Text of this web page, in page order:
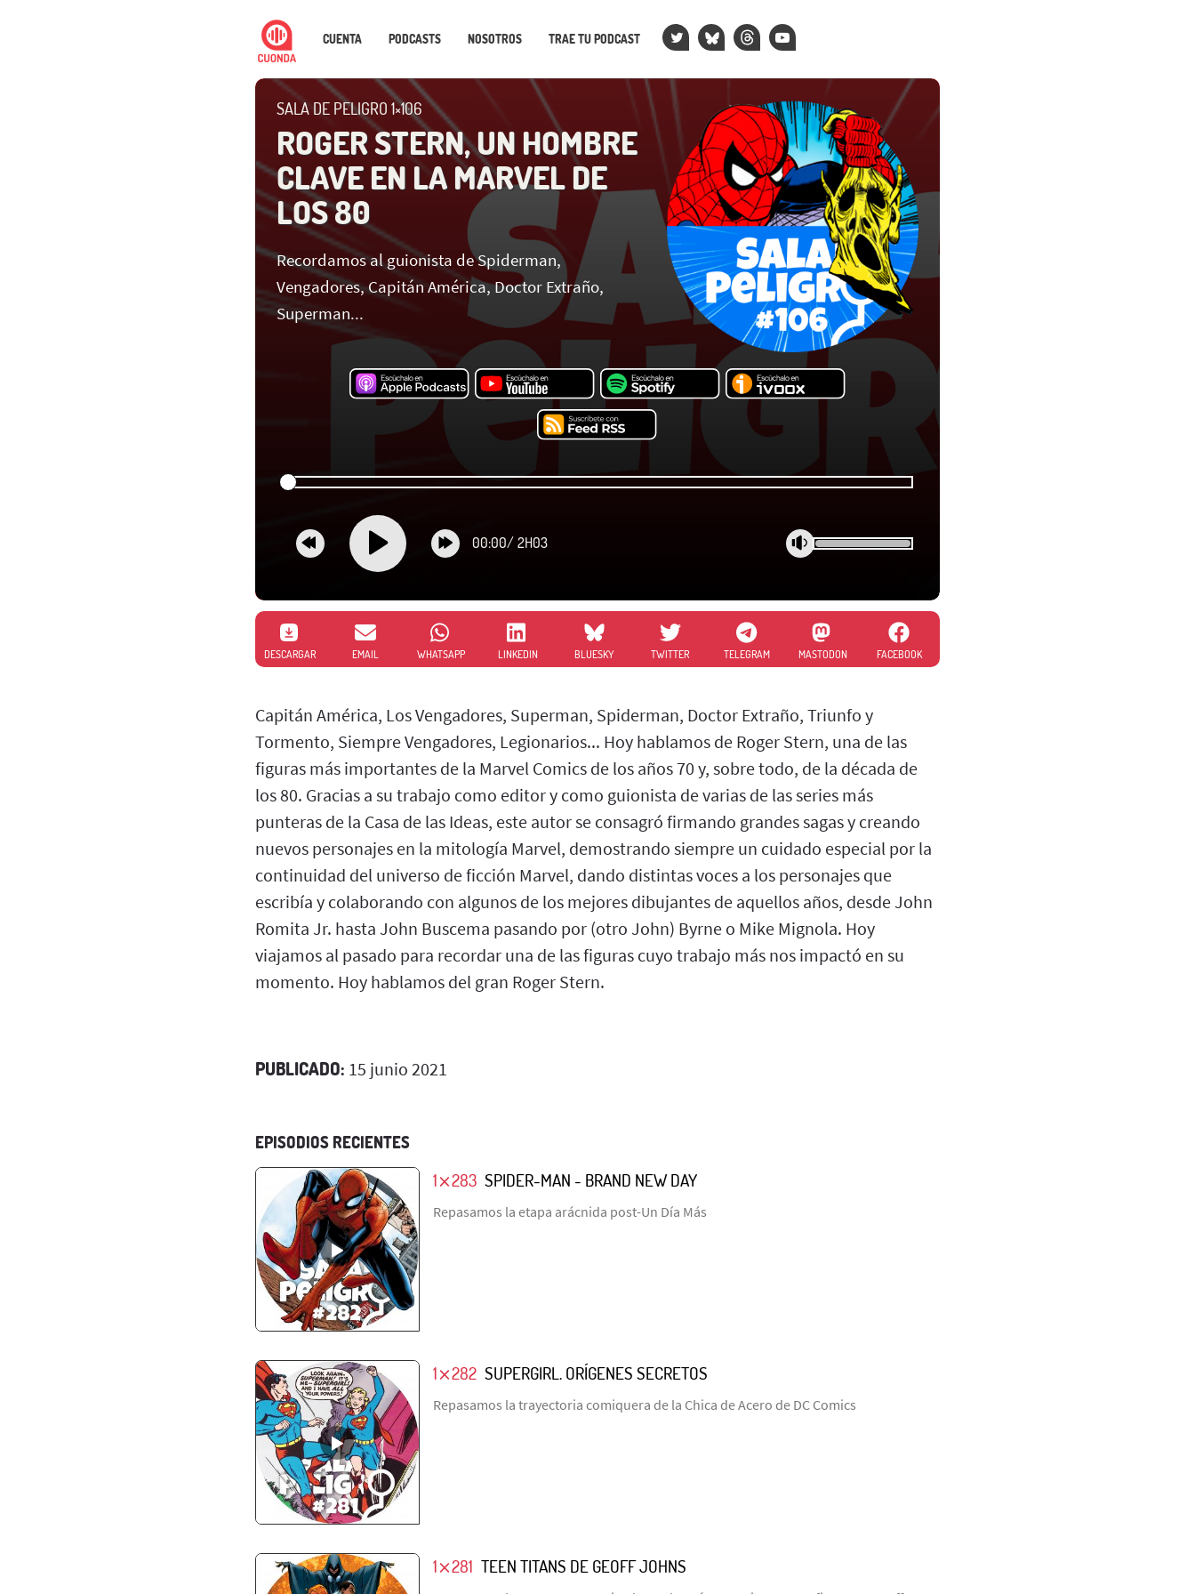
CUENTA PODCASTS NOSOTROS TRAE TU PODCAST
SALA DE PELIGRO 1×106
ROGER STERN, UN HOMBRE
CLAVE EN LA MARVEL DE
LOS 80
Recordamos al guionista de Spiderman,
Vengadores, Capitán América, Doctor Extraño,
Superman...
00:00/ 2H03
DESCARGAR EMAIL WHATSAPP LINKEDIN BLUESKY TWITTER TELEGRAM MASTODON FACEBOOK
Capitán América, Los Vengadores, Superman, Spiderman, Doctor Extraño, Triunfo y
Tormento, Siempre Vengadores, Legionarios... Hoy hablamos de Roger Stern, una de las
figuras más importantes de la Marvel Comics de los años 70 y, sobre todo, de la década de
los 80. Gracias a su trabajo como editor y como guionista de varias de las series más
punteras de la Casa de las Ideas, este autor se consagró firmando grandes sagas y creando
nuevos personajes en la mitología Marvel, demostrando siempre un cuidado especial por la
continuidad del universo de ficción Marvel, dando distintas voces a los personajes que
escribía y colaborando con algunos de los mejores dibujantes de aquellos años, desde John
Romita Jr. hasta John Buscema pasando por (otro John) Byrne o Mike Mignola. Hoy
viajamos al pasado para recordar una de las figuras cuyo trabajo más nos impactó en su
momento. Hoy hablamos del gran Roger Stern.
PUBLICADO: 15 junio 2021
EPISODIOS RECIENTES
1⨯283 SPIDER-MAN - BRAND NEW DAY
Repasamos la etapa arácnida post-Un Día Más
1⨯282 SUPERGIRL. ORÍGENES SECRETOS
Repasamos la trayectoria comiquera de la Chica de Acero de DC Comics
1⨯281 TEEN TITANS DE GEOFF JOHNS